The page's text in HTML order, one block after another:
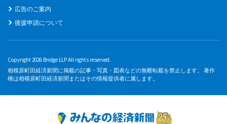
広告のご案内
後援申請について
Copyright 2026 Bridge LLP All rights reserved.
相模原町田経済新聞に掲載の記事・写真・図表などの無断転載を禁止します。 著作
権は相模原町田経済新聞またはその情報提供者に属します。